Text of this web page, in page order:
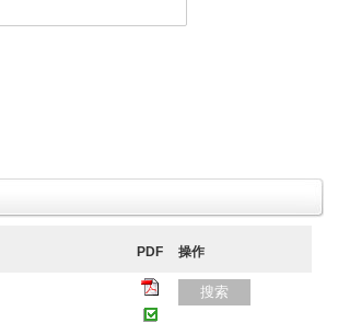
PDF 操作
搜索